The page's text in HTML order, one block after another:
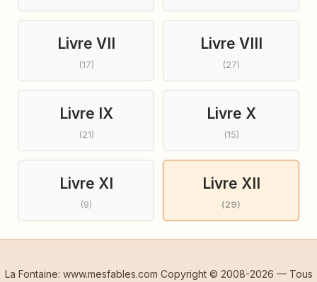
Livre VII
(17)
Livre VIII
(27)
Livre IX
(21)
Livre X
(15)
Livre XI
(9)
Livre XII
(29)
La Fontaine: www.mesfables.com Copyright © 2008-2026 — Tous